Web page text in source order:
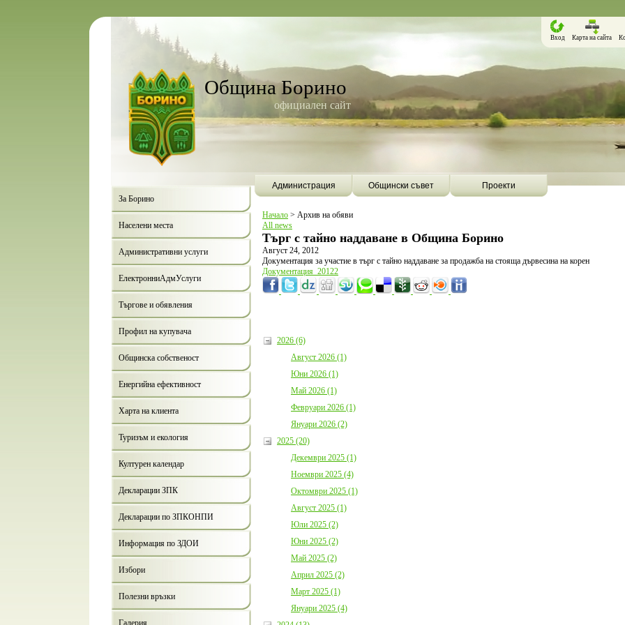
Община Борино
официален сайт
Вход Карта на сайта
Администрация Общински съвет
Проекти
За Борино
Населени места
Административни услуги
ЕлектронниАдмУслуги
Търгове и обявления
Профил на купувача
Общинска собственост
Енергийна ефективност
Харта на клиента
Туризъм и екология
Културен календар
Декларации ЗПК
Декларации по ЗПКОНПИ
Информация по ЗДОИ
Избори
Полезни връзки
Галерия
Начало > Архив на обяви
All news
Tърг с тайно наддаване в Община Борино
Август 24, 2012
Документация за участие в търг с тайно наддаване за продажба на стояща дървесина на корен
Документация_20122
2026 (6)
Август 2026 (1)
Юни 2026 (1)
Май 2026 (1)
Февруари 2026 (1)
Януари 2026 (2)
2025 (20)
Декември 2025 (1)
Ноември 2025 (4)
Октомври 2025 (1)
Август 2025 (1)
Юли 2025 (2)
Юни 2025 (2)
Май 2025 (2)
Април 2025 (2)
Март 2025 (1)
Януари 2025 (4)